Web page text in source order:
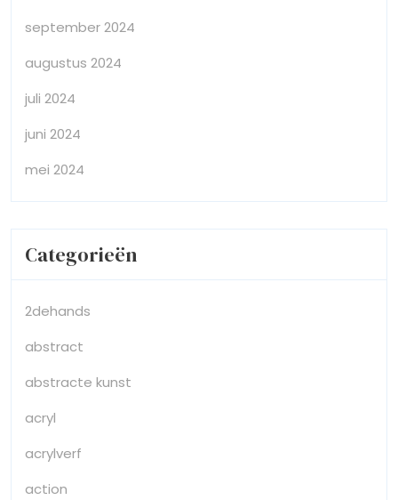
september 2024
augustus 2024
juli 2024
juni 2024
mei 2024
Categorieën
2dehands
abstract
abstracte kunst
acryl
acrylverf
action